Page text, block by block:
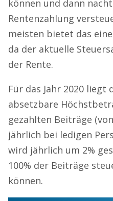
können und dann
Rentenzahlung
meisten bietet das
da der aktuelle
der Rente.
Für das Jahr 2020 liegt
absetzbare
gezahlten Beiträge
jährlich bei ledigen
wird jährlich um 2%
100% der Beiträge
können.